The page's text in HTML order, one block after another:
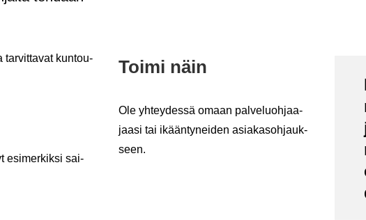
tar­vit­ta­vat kun­tou­
esi­mer­kik­si sai­
Toimi näin
Ole yh­tey­des­sä omaan pal­ve­luoh­jaa­
jaa­si tai ikään­ty­nei­den asia­kas­oh­jauk­
seen.